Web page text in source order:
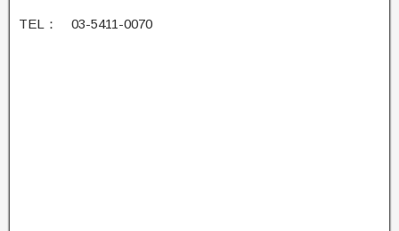
TEL： 03-5411-0070